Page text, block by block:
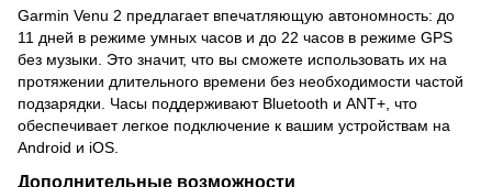
Garmin Venu 2 предлагает впечатляющую автономность: до
11 дней в режиме умных часов и до 22 часов в режиме GPS
без музыки. Это значит, что вы сможете использовать их на
протяжении длительного времени без необходимости частой
подзарядки. Часы поддерживают Bluetooth и ANT+, что
обеспечивает легкое подключение к вашим устройствам на
Android и iOS.
Дополнительные возможности